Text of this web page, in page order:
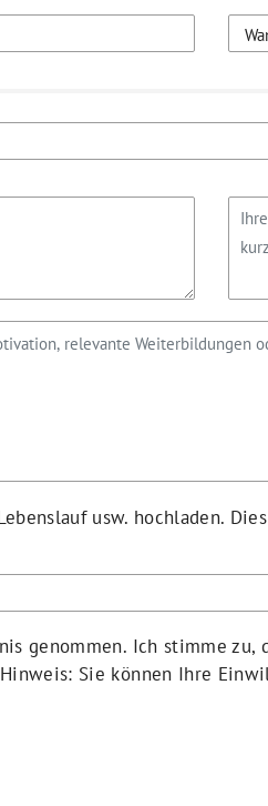
usw. hochladen.
genommen. Ich stimme
Sie können Ihre